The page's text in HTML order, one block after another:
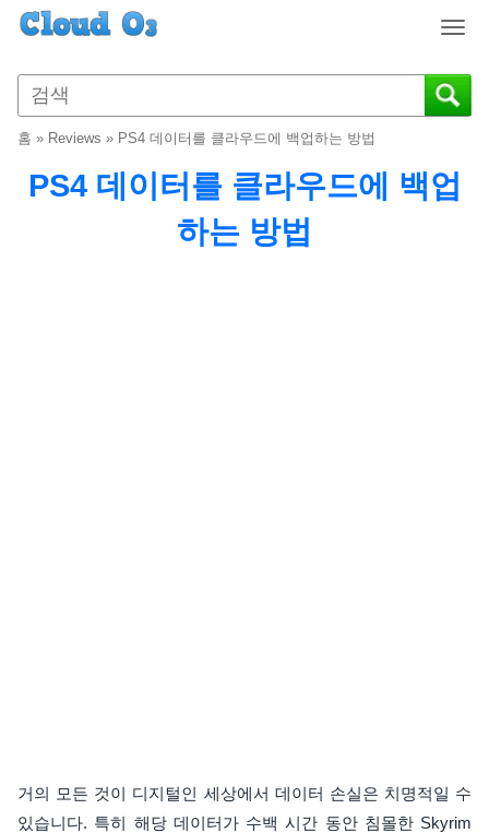
T
g
g
n
a
홈 » Reviews » PS4 데이터를 클라우드에 백업하는 방법
PS4 데이터를 클라우드에 백업
하는 방법
거의 모든 것이 디지털인 세상에서 데이터 손실은 치명적일 수
있습니다. 특히 해당 데이터가 수백 시간 동안 침몰한 Skyrim